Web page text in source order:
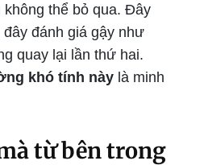
thể bỏ qua. Đây
đánh giá gậy như
quay lại lần thứ hai.
khó tính này là minh
từ bên trong